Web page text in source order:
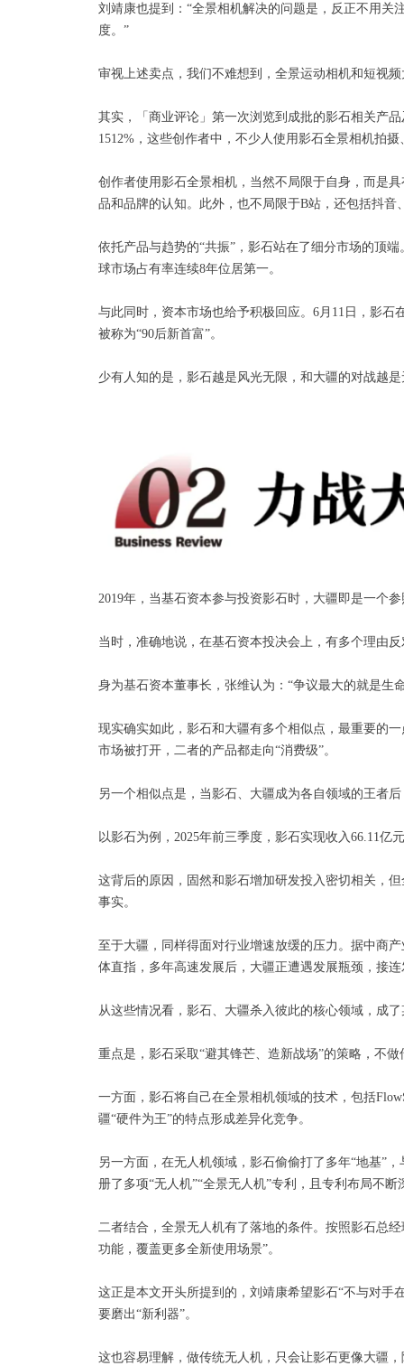
刘靖康也提到：“全景相机解决的问题是，反正不用
度。”
审视上述卖点，我们不难想到，全景运动相机和短视
其实，「商业评论」第一次浏览到成批的影石相关产
1512%，这些创作者中，不少人使用影石全景相机拍
创作者使用影石全景相机，当然不局限于自身，而是
品和品牌的认知。此外，也不局限于B站，还包括抖
依托产品与趋势的“共振”，影石站在了细分市场的顶
球市场占有率连续8年位居第一。
与此同时，资本市场也给予积极回应。6月11日，影
被称为“90后新首富”。
少有人知的是，影石越是风光无限，和大疆的对战越
2019年，当基石资本参与投资影石时，大疆即是一个
当时，准确地说，在基石资本投决会上，有多个理由
身为基石资本董事长，张维认为：“争议最大的就是生
现实确实如此，影石和大疆有多个相似点，最重要的
市场被打开，二者的产品都走向“消费级”。
另一个相似点是，当影石、大疆成为各自领域的王者
以影石为例，2025年前三季度，影石实现收入66.11亿
这背后的原因，固然和影石增加研发投入密切相关，
事实。
至于大疆，同样得面对行业增速放缓的压力。据中商
体直指，多年高速发展后，大疆正遭遇发展瓶颈，接
从这些情况看，影石、大疆杀入彼此的核心领域，成
重点是，影石采取“避其锋芒、造新战场”的策略，不
一方面，影石将自己在全景相机领域的技术，包括
疆“硬件为王”的特点形成差异化竞争。
另一方面，在无人机领域，影石偷偷打了多年“地基”
册了多项“无人机”“全景无人机”专利，且专利布局不
二者结合，全景无人机有了落地的条件。按照影石总
功能，覆盖更多全新使用场景”。
这正是本文开头所提到的，刘靖康希望影石“不与对手
要磨出“新利器”。
这也容易理解，做传统无人机，只会让影石更像大疆